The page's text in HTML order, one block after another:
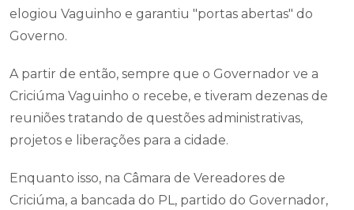
elogiou Vaguinho e garantiu "portas abertas" do
Governo.
A partir de então, sempre que o Governador ve a
Criciúma Vaguinho o recebe, e tiveram dezenas de
reuniões tratando de questões administrativas,
projetos e liberações para a cidade.
Enquanto isso, na Câmara de Vereadores de
Criciúma, a bancada do PL, partido do Governador,